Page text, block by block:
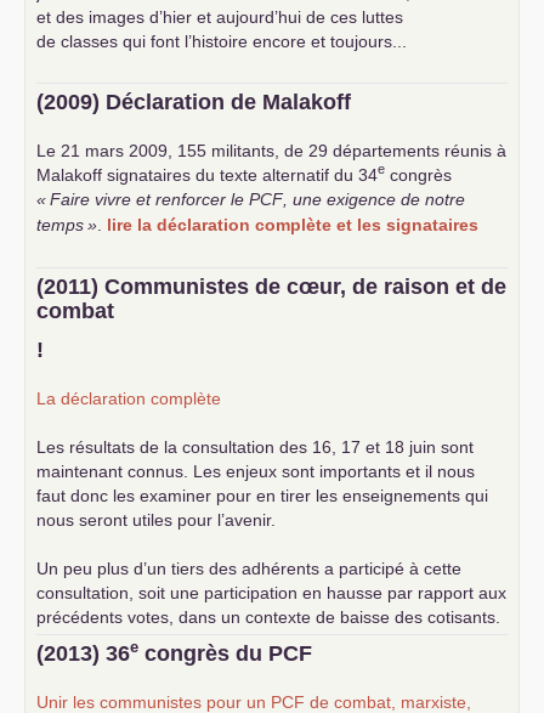
et des images d’hier et aujourd’hui de ces luttes
de classes qui font l’histoire encore et toujours...
(2009) Déclaration de Malakoff
Le 21 mars 2009, 155 militants, de 29 départements réunis à
Malakoff signataires du texte alternatif du 34e congrès
«Faire vivre et renforcer le PCF , une exigence de notre
temps» lire la déclaration complète et les signataires
(2011) Communistes de cœur, de raison et de
combat
!
La déclaration complète
Les résultats de la consultation des 16, 17 et 18 juin sont
maintenant connus. Les enjeux sont importants et il nous
faut donc les examiner pour en tirer les enseignements qui
nous seront utiles pour l’avenir.
Un peu plus d’un tiers des adhérents a participé à cette
consultation, soit une participation en hausse par rapport aux
précédents votes, dans un contexte de baisse des cotisants.
... lire la suite
(2013) 36e congrès du PCF
Unir les communistes pour un PCF de combat, marxiste,